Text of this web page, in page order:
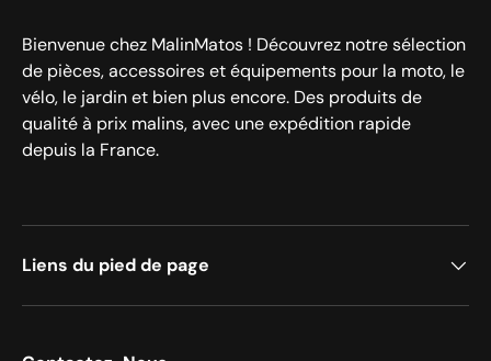
Bienvenue chez MalinMatos ! Découvrez notre sélection
de pièces, accessoires et équipements pour la moto, le
vélo, le jardin et bien plus encore. Des produits de
qualité à prix malins, avec une expédition rapide
depuis la France.
Liens du pied de page